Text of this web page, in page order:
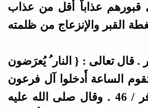
قبورهم عذاباً أقل من عذاب
القبر والإنزعاج من ظلمته
. قال تعالى : { النار ُ يُعرَضون
الساعة أَدخلوا آل فرعون
أشد العذاب } سورة غافر / 46 . وقال صلى الله عليه